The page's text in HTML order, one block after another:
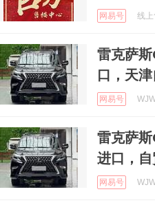
网易号 线
雷克萨
口，天
网易号
雷克萨
进口，
网易号